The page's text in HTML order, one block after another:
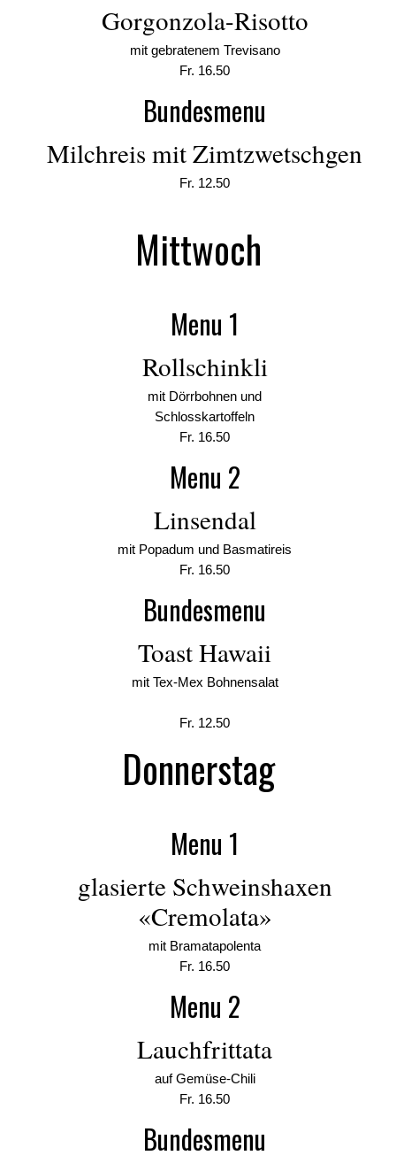
Gorgonzola-Risotto
mit gebratenem Trevisano
Fr. 16.50
Bundesmenu
Milchreis mit Zimtzwetschgen
Fr. 12.50
Mittwoch
Menu 1
Rollschinkli
mit Dörrbohnen und
Schlosskartoffeln
Fr. 16.50
Menu 2
Linsendal
mit Popadum und Basmatireis
Fr. 16.50
Bundesmenu
Toast Hawaii
mit Tex-Mex Bohnensalat
Fr. 12.50
Donnerstag
Menu 1
glasierte Schweinshaxen
«Cremolata»
mit Bramatapolenta
Fr. 16.50
Menu 2
Lauchfrittata
auf Gemüse-Chili
Fr. 16.50
Bundesmenu